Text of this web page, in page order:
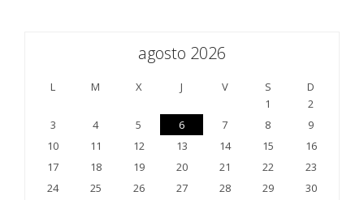
agosto 2026
L M X J V S
D
1
2
3
4 5 6 7 8
9
10
11 12 13 14 15
16
17
18 19 20 21 22
23
24
25 26 27 28 29
30